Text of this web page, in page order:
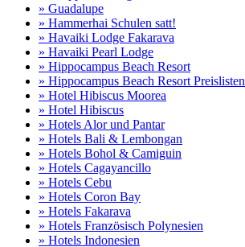
» Guadalupe
» Hammerhai Schulen satt!
» Havaiki Lodge Fakarava
» Havaiki Pearl Lodge
» Hippocampus Beach Resort
» Hippocampus Beach Resort Preislisten
» Hotel Hibiscus Moorea
» Hotel Hibiscus
» Hotels Alor und Pantar
» Hotels Bali & Lembongan
» Hotels Bohol & Camiguin
» Hotels Cagayancillo
» Hotels Cebu
» Hotels Coron Bay
» Hotels Fakarava
» Hotels Französisch Polynesien
» Hotels Indonesien